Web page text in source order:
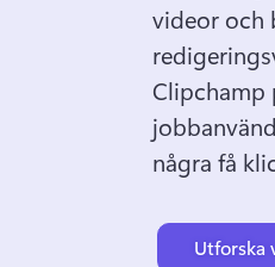
videor och
Clipchamp
några få
Utforska